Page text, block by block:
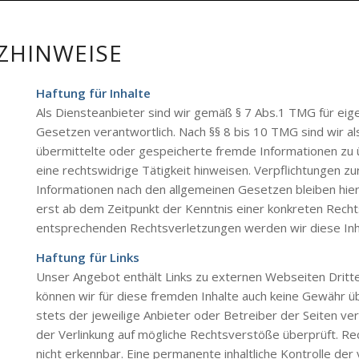
Haftung für Inhalte
Als Diensteanbieter sind wir gemäß § 7 Abs.1 TMG für
Gesetzen verantwortlich. Nach §§ 8 bis 10 TMG sind wir
übermittelte oder gespeicherte fremde Informationen zu
eine rechtswidrige Tätigkeit hinweisen. Verpflichtungen
Informationen nach den allgemeinen Gesetzen bleiben
erst ab dem Zeitpunkt der Kenntnis einer konkreten
entsprechenden Rechtsverletzungen werden wir diese
Haftung für Links
Unser Angebot enthält Links zu externen Webseiten
können wir für diese fremden Inhalte auch keine Gewähr
stets der jeweilige Anbieter oder Betreiber der Seiten
der Verlinkung auf mögliche Rechtsverstöße überprüft.
nicht erkennbar. Eine permanente inhaltliche Kontrolle